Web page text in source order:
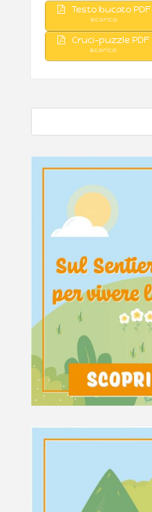
Testo bucato PDF
scarica
Cruci-puzzle PDF
scarica